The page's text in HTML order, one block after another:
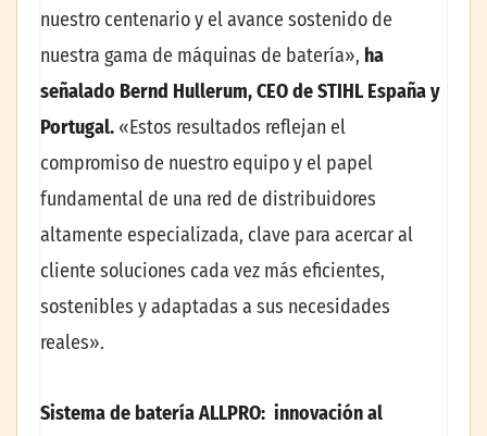
nuestro centenario y el avance sostenido de
nuestra gama de máquinas de batería», ha
señalado Bernd Hullerum, CEO de STIHL España y
Portugal. «Estos resultados reflejan el
compromiso de nuestro equipo y el papel
fundamental de una red de distribuidores
altamente especializada, clave para acercar al
cliente soluciones cada vez más eficientes,
sostenibles y adaptadas a sus necesidades
reales».
Sistema de batería ALLPRO: innovación al